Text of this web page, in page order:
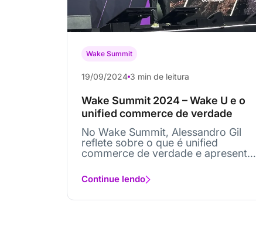
Wake Summit
19/09/2024 3 min de leitura
Wake Summit 2024 – Wake U e o
unified commerce de verdade
No Wake Summit, Alessandro Gil
reflete sobre o que é unified
commerce de verdade e apresenta
Continue lendo